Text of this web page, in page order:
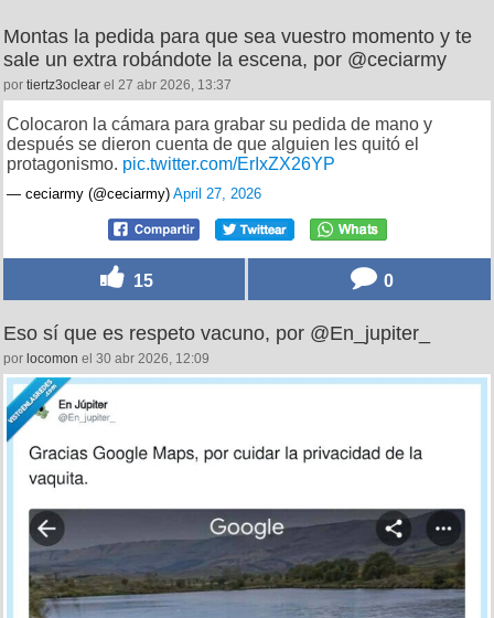
Montas la pedida para que sea vuestro momento y te
sale un extra robándote la escena, por @ceciarmy
por tiertz3oclear el 27 abr 2026, 13:37
Colocaron la cámara para grabar su pedida de mano y
después se dieron cuenta de que alguien les quitó el
protagonismo. pic.twitter.com/ErIxZX26YP
— ceciarmy (@ceciarmy) April 27, 2026
15 0
Eso sí que es respeto vacuno, por @En_jupiter_
por locomon el 30 abr 2026, 12:09